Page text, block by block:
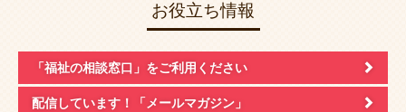
お役立ち情報
「福祉の相談窓口」 をご利用ください
配信しています！ 「メールマガジン」